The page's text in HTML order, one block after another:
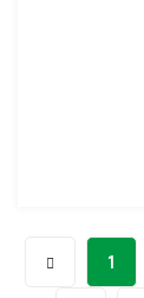
1